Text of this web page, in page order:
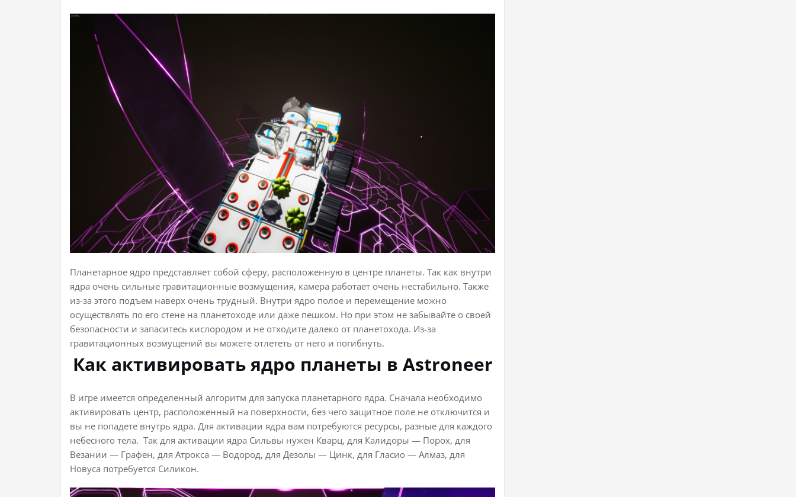
Планетарное ядро представляет собой сферу, расположенную в центре планеты. Так как внутри
ядра очень сильные гравитационные возмущения, камера работает очень нестабильно. Также
из-за этого подъем наверх очень трудный. Внутри ядро полое и перемещение можно
осуществлять по его стене на планетоходе или даже пешком. Но при этом не забывайте о своей
безопасности и запаситесь кислородом и не отходите далеко от планетохода. Из-за
гравитационных возмущений вы можете отлететь от него и погибнуть.
Как активировать ядро планеты в Astroneer
В игре имеется определенный алгоритм для запуска планетарного ядра. Сначала необходимо
активировать центр, расположенный на поверхности, без чего защитное поле не отключится и
вы не попадете внутрь ядра. Для активации ядра вам потребуются ресурсы, разные для каждого
небесного тела. Так для активации ядра Сильвы нужен Кварц, для Калидоры — Порох, для
Везании — Графен, для Атрокса — Водород, для Дезолы — Цинк, для Гласио — Алмаз, для
Новуса потребуется Силикон.